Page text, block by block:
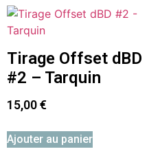
Tirage Offset dBD
#2 – Tarquin
15,00€
Ajouter au panier